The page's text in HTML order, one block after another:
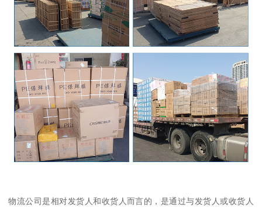
物流公司是相对发货人和收货人而言的，是通过与发货人或收货人